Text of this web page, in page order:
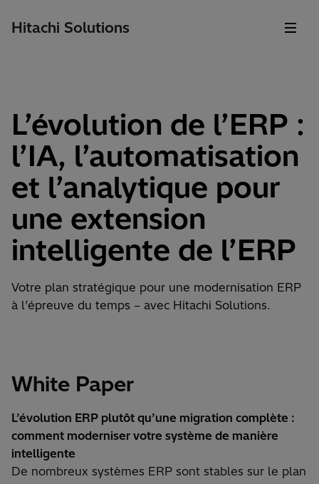
Hitachi Solutions
L’évolution de l’ERP :
l’IA, l’automatisation
et l’analytique pour
une extension
intelligente de l’ERP
Votre plan stratégique pour une modernisation ERP
à l’épreuve du temps – avec Hitachi Solutions.
White Paper
L’évolution ERP plutôt qu’une migration complète :
comment moderniser votre système de manière
intelligente
De nombreux systèmes ERP sont stables sur le plan